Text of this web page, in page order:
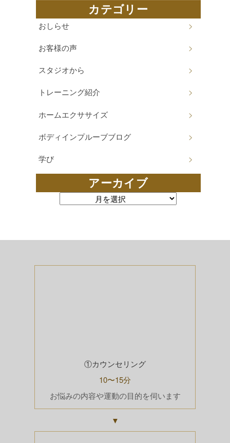
カテゴリー
おしらせ
お客様の声
スタジオから
トレーニング紹介
ホームエクササイズ
ボディインプルーブブログ
学び
アーカイブ
①カウンセリング
10〜15分
お悩みの内容や運動の目的を伺います
▼